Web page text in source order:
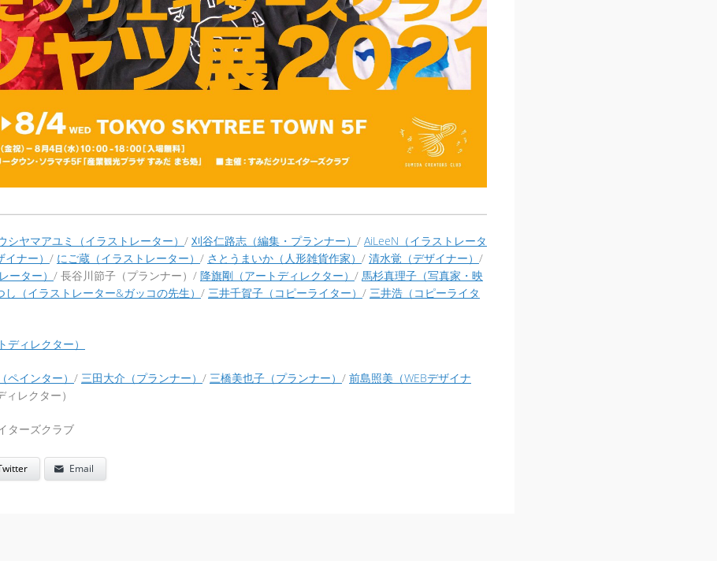
シヤマアユミ（イラストレーター） / 刈谷仁路志（編集・プランナー） / AiLeeN（イラストレータ
ナー） / にご蔵（イラストレーター） / さとうまいか（人形雑貨作家） / 清水覚（デザイナー） /
ーター） / 長谷川節子（プランナー）/ 降旗剛（アートディレクター） / 馬杉真理子（写真家・映
し（イラストレーター&ガッコの先生） / 三井千賀子（コピーライター） / 三井浩（コピーライタ
ディレクター）
ペインター） / 三田大介（プランナー） / 三橋美也子（プランナー） / 前島照美（WEBデザイナ
レクター）
ターズクラブ
Email